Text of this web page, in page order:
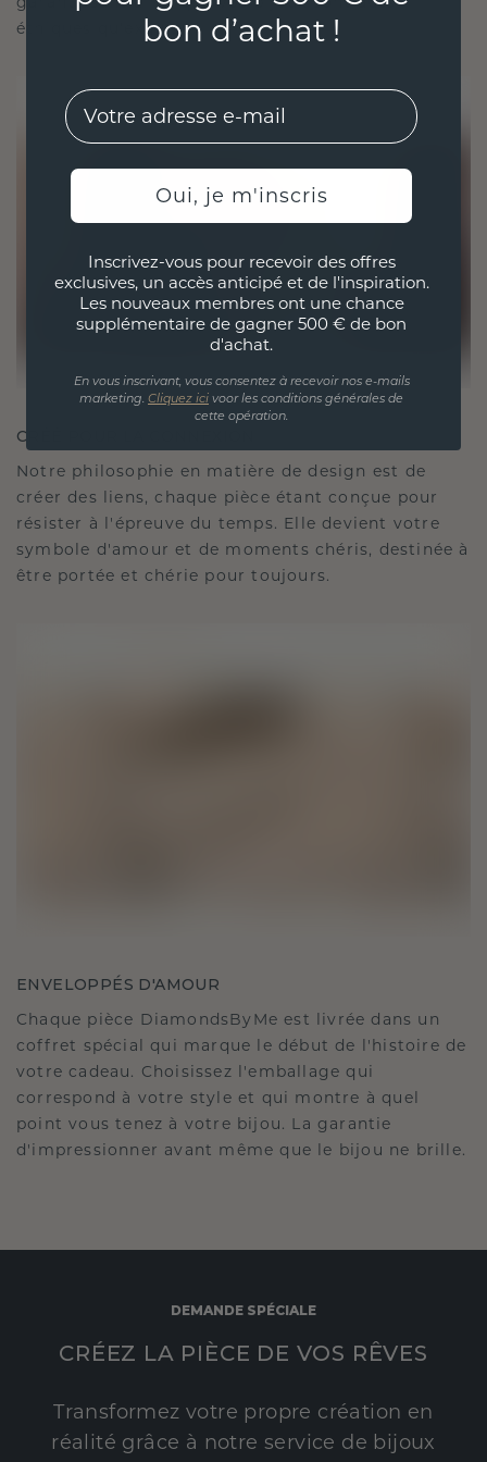
éthiques qu'exquis.
CRÉÉ POUR LA CONNEXION
Notre philosophie en matière de design est de
créer des liens, chaque pièce étant conçue pour
résister à l'épreuve du temps. Elle devient votre
symbole d'amour et de moments chéris, destinée à
être portée et chérie pour toujours.
ENVELOPPÉS D'AMOUR
Chaque pièce DiamondsByMe est livrée dans un
coffret spécial qui marque le début de l'histoire de
votre cadeau. Choisissez l'emballage qui
correspond à votre style et qui montre à quel
point vous tenez à votre bijou. La garantie
d'impressionner avant même que le bijou ne brille.
DEMANDE SPÉCIALE
CRÉEZ LA PIÈCE DE VOS RÊVES
Transformez votre propre création en
réalité grâce à notre service de bijoux
bon d’achat !
EMail
Oui, je m'inscris
Inscrivez-vous pour recevoir des offres
exclusives, un accès anticipé et de l'inspiration.
Les nouveaux membres ont une chance
supplémentaire de gagner 500 € de bon
d'achat.
En vous inscrivant, vous consentez à recevoir nos e-mails
marketing. Cliquez ici voor les conditions générales de
cette opération.